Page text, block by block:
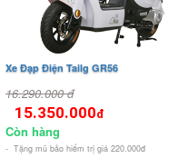
Xe Đạp Điện Tailg GR56
16.290.000 đ
15.350.000đ
Còn hàng
- Tặng mũ bảo hiểm trị giá 220.000đ